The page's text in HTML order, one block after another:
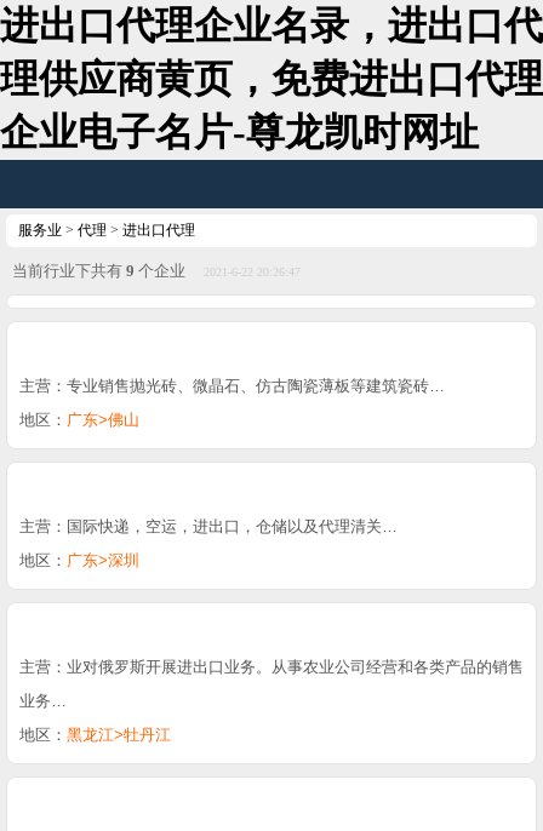
进出口代理企业名录，进出口代
理供应商黄页，免费进出口代理
企业电子名片-尊龙凯时网址
服务业 > 代理 > 进出口代理
当前行业下共有 9 个企业 2021-6-22 20:26:47
主营：专业销售抛光砖、微晶石、仿古陶瓷薄板等建筑瓷砖…
地区： 广东>佛山
主营：国际快递，空运，进出口，仓储以及代理清关…
地区： 广东>深圳
主营：业对俄罗斯开展进出口业务。从事农业公司经营和各类产品的销售
业务…
地区： 黑龙江>牡丹江